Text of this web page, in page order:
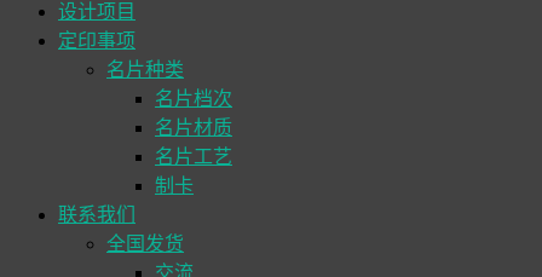
设计项目
定印事项
名片种类
名片档次
名片材质
名片工艺
制卡
联系我们
全国发货
交流